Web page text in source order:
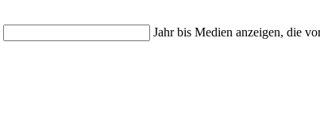
Jahr bis Medien anzeigen, die